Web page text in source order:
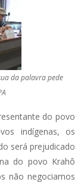
da palavra pede
do povo
indígenas, os
será prejudicado
do povo Krahô
não negociamos